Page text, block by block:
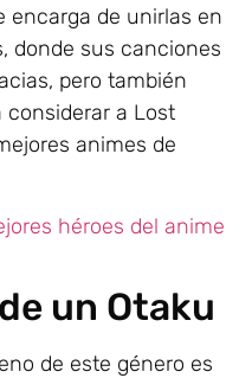
encarga de unirlas en
donde sus canciones
pero también
considerar a Lost
animes de
héroes del anime
un Otaku
de este género es